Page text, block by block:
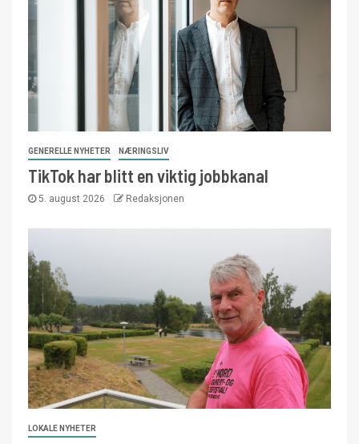
GENERELLE NYHETER NÆRINGSLIV
TikTok har blitt en viktig jobbkanal
5. august 2026 Redaksjonen
LOKALE NYHETER